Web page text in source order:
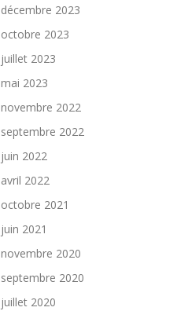
décembre 2023
octobre 2023
juillet 2023
mai 2023
novembre 2022
septembre 2022
juin 2022
avril 2022
octobre 2021
juin 2021
novembre 2020
septembre 2020
juillet 2020